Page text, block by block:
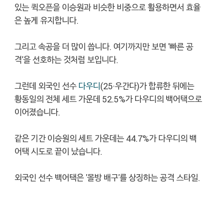
있는 퀵오픈을 이승원과 비슷한 비중으로 활용하면서 효율
은 높게 유지합니다.
그리고 속공을 더 많이 씁니다. 여기까지만 보면 '빠른 공
격'을 선호하는 것처럼 보입니다.
그런데 외국인 선수 다우디(25·우간다)가 합류한 뒤에는
황동일의 전체 세트 가운데 52.5%가 다우디의 백어택으로
이어졌습니다.
같은 기간 이승원의 세트 가운데는 44.7%가 다우디의 백
어택 시도로 끝이 났습니다.
외국인 선수 백어택은 '몰방 배구'를 상징하는 공격 스타일.